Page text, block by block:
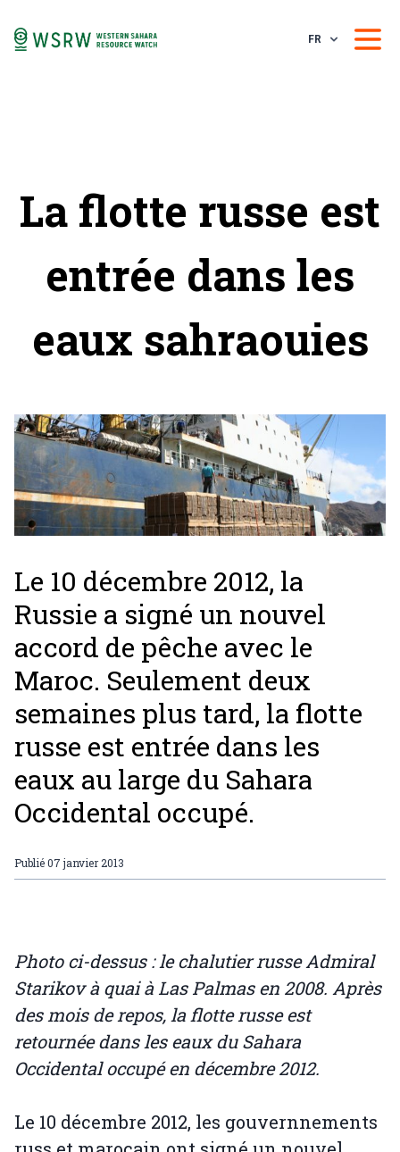
FR
La flotte russe est
entrée dans les
eaux sahraouies
Le 10 décembre 2012, la
Russie a signé un nouvel
accord de pêche avec le
Maroc. Seulement deux
semaines plus tard, la flotte
russe est entrée dans les
eaux au large du Sahara
Occidental occupé.
Publié07 janvier 2013
Photo ci-dessus : le chalutier russe Admiral
Starikov à quai à Las Palmas en 2008. Après
des mois de repos, la flotte russe est
retournée dans les eaux du Sahara
Occidental occupé en décembre 2012.
Le 10 décembre 2012, les gouvernnements